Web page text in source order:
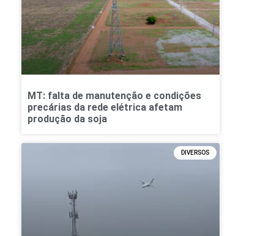
MT: falta de manutenção e condições
precárias da rede elétrica afetam
produção da soja
DIVERSOS